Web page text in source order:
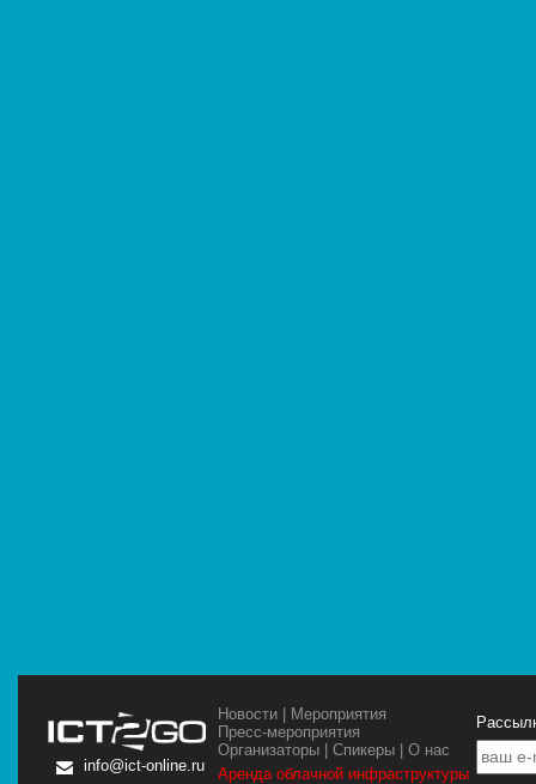
info@ict-online.ru
Новости | Мероприятия
Пресс-мероприятия
Организаторы |Спикеры |О нас
Аренда облачной инфраструктуры